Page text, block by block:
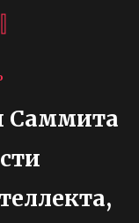
Саммита